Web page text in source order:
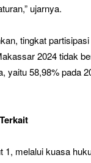
ujarnya.
tingkat
2024 tidak
yaitu 58,98% pada
1, melalui kuasa